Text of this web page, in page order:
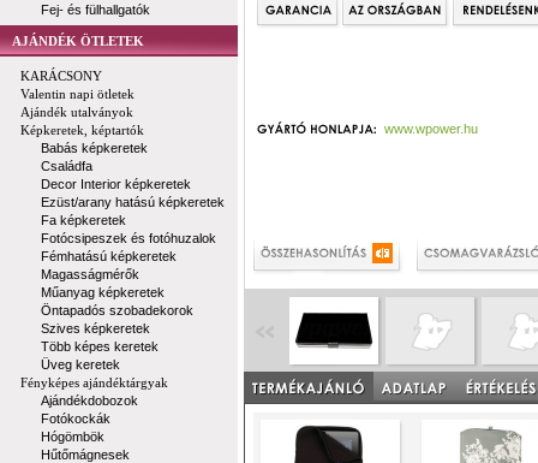
Fej- és fülhallgatók
AJÁNDÉK ÖTLETEK
KARÁCSONY
Valentin napi ötletek
Ajándék utalványok
Képkeretek, képtartók
Babás képkeretek
Családfa
Decor Interior képkeretek
Ezüst/arany hatású képkeretek
Fa képkeretek
Fotócsipeszek és fotóhuzalok
Fémhatású képkeretek
Magasságmérők
Műanyag képkeretek
Öntapadós szobadekorok
Szives képkeretek
Több képes keretek
Üveg keretek
Fényképes ajándéktárgyak
Ajándékdobozok
Fotókockák
Hógömbök
Hűtőmágnesek
www.wpower.hu